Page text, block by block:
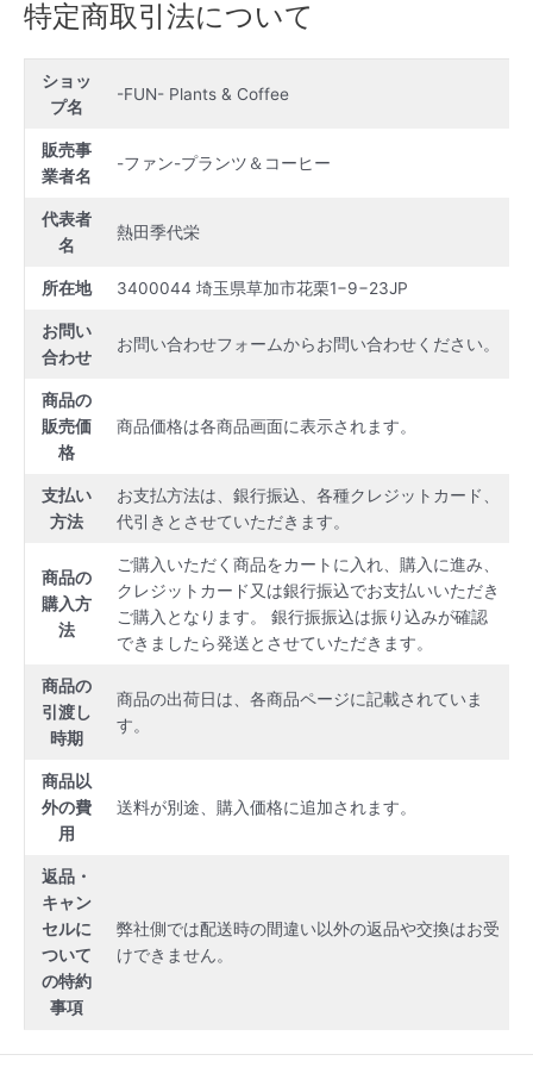
特定商取引法について
ショッ
プ名
-FUN- Plants & Coffee
販売事
業者名
-ファン-プランツ＆コーヒー
代表者
名
熱田季代栄
所在地 3400044 埼玉県草加市花栗1−9−23JP
お問い
合わせ
お問い合わせフォームからお問い合わせください。
商品の
販売価
格
商品価格は各商品画面に表示されます。
支払い
方法
お支払方法は、銀行振込、各種クレジットカード、
代引きとさせていただきます。
商品の
購入方
法
ご購入いただく商品をカートに入れ、購入に進み、
クレジットカード又は銀行振込でお支払いいただき
ご購入となります。 銀行振振込は振り込みが確認
できましたら発送とさせていただきます。
商品の
引渡し
時期
商品の出荷日は、各商品ページに記載されていま
す。
商品以
外の費
用
送料が別途、購入価格に追加されます。
返品・
キャン
セルに
ついて
の特約
事項
弊社側では配送時の間違い以外の返品や交換はお受
けできません。